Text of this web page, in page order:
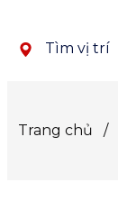
Tìm vị trí
Trang chủ /